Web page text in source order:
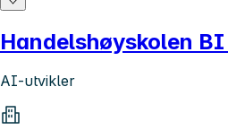
Handelshøyskolen
AI-utvikler